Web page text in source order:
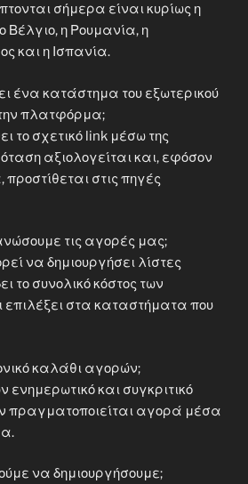
σήμερα είναι κυρίως η
Βέλγιο, η Ρουμανία, η
και η Ισπανία.
ένα κατάστημα του εξωτερικού
πλατφόρμα;
το σχετικό link μέσω της
αξιολογείται και, εφόσον
προστίθεται στις πηγές
τις αγορές μας;
να δημιουργήσει λίστες
το συνολικό κόστος των
επιλέξει στα καταστήματα που
καλάθι αγορών;
ενημερωτικό και συγκριτικό
πραγματοποιείται αγορά μέσα
να δημιουργήσουμε;